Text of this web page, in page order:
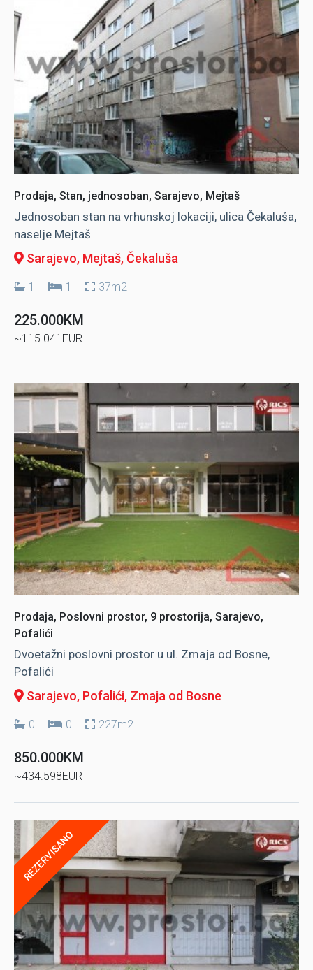
Prodaja, Stan, jednosoban, Sarajevo, Mejtaš
Jednosoban stan na vrhunskoj lokaciji, ulica Čekaluša,
naselje Mejtaš
Sarajevo, Mejtaš, Čekaluša
1 1 37m2
225.000KM
~115.041EUR
Prodaja, Poslovni prostor, 9 prostorija, Sarajevo,
Pofalići
Dvoetažni poslovni prostor u ul. Zmaja od Bosne,
Pofalići
Sarajevo, Pofalići, Zmaja od Bosne
0 0 227m2
850.000KM
~434.598EUR
REZERVISANO